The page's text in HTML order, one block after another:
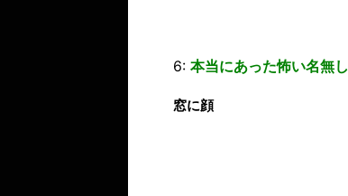
6: 本当にあった怖い名無し
窓に顔